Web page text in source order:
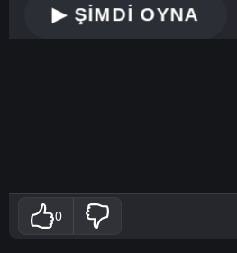
▶ŞİMDİ OYNA
0